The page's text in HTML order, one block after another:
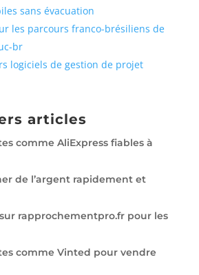
sans évacuation
les parcours franco-brésiliens de
br
logiciels de gestion de projet
articles
comme AliExpress fiables à
de l’argent rapidement et
rapprochementpro.fr pour les
comme Vinted pour vendre